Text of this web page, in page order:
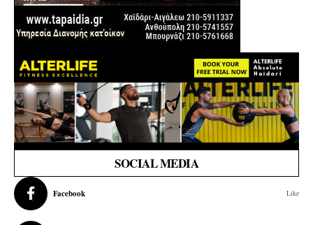
SOCIAL MEDIA
Facebook Like